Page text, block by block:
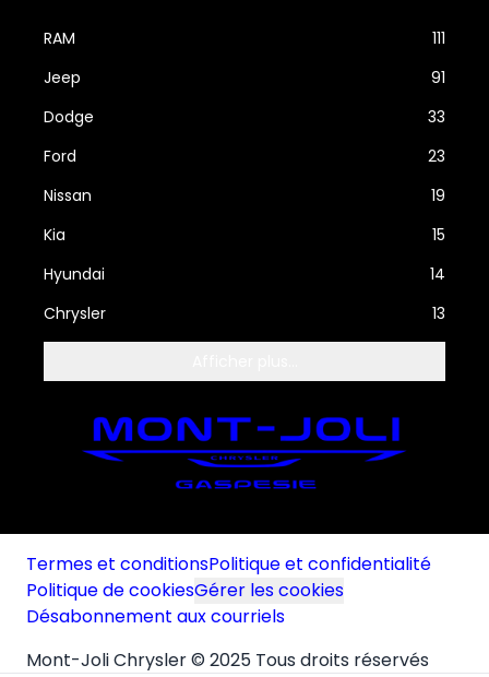
RAM
111
Jeep
91
Dodge
33
Ford
23
Nissan
19
Kia
15
Hyundai
14
Chrysler
13
Termes et conditionsPolitique et confidentialité
Politique de cookiesGérer les cookies
Désabonnement aux courriels
Mont-Joli Chrysler © 2025 Tous droits réservés